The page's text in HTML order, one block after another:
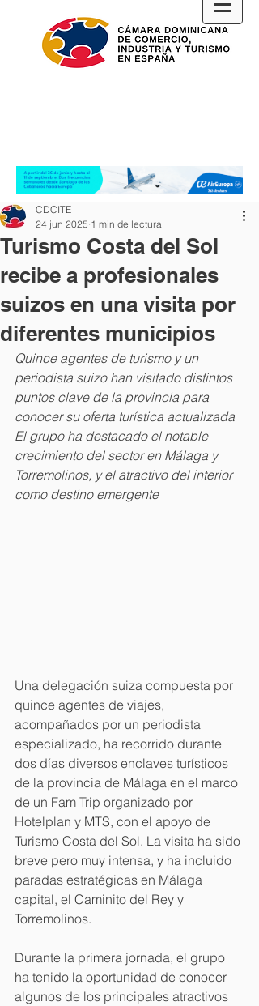
Turismo Costa del Sol
recibe a profesionales
suizos en una visita por
diferentes municipios
CDCITE
24 jun 2025 1 min de lectura
Quince agentes de turismo y un
periodista suizo han visitado distintos
puntos clave de la provincia para
conocer su oferta turística actualizada
El grupo ha destacado el notable
crecimiento del sector en Málaga y
Torremolinos, y el atractivo del interior
como destino emergente
Una delegación suiza compuesta por
quince agentes de viajes,
acompañados por un periodista
especializado, ha recorrido durante
dos días diversos enclaves turísticos
de la provincia de Málaga en el marco
de un Fam Trip organizado por
Hotelplan y MTS, con el apoyo de
Turismo Costa del Sol. La visita ha sido
breve pero muy intensa, y ha incluido
paradas estratégicas en Málaga
capital, el Caminito del Rey y
Torremolinos.
Durante la primera jornada, el grupo
ha tenido la oportunidad de conocer
algunos de los principales atractivos